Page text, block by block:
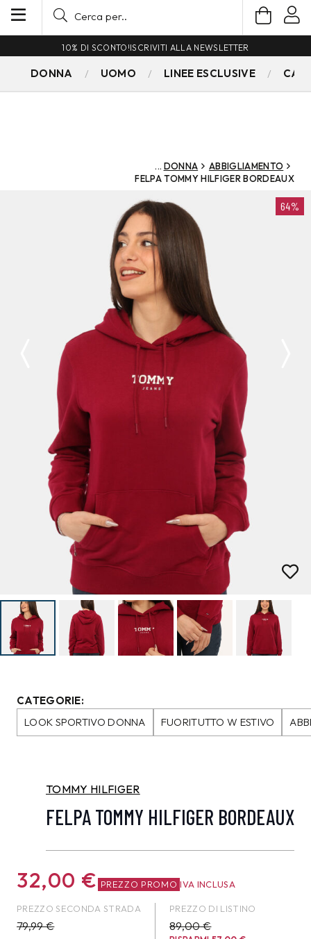
10% DI SCONTO!ISCRIVITI ALLA NEWSLETTER
DONNA UOMO LINEE ESCLUSIVE
DONNA
ABBIGLIAMENTO
FELPA TOMMY HILFIGER BORDEAUX
64%
CATEGORIE:
LOOK SPORTIVO DONNA
FUORITUTTO W ESTIVO
TOMMY HILFIGER
FELPA TOMMY HILFIGER BORDEAUX
32,00 € PREZZO PROMO IVA INCLUSA
PREZZO SECONDA STRADA
79,99€
PREZZO DI LISTINO
89,00 €